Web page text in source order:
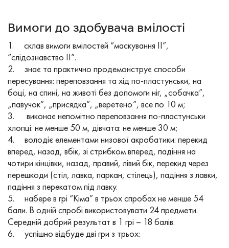
Вимоги до здобувача вмілості
1. склав вимоги вмілостей “маскування ІІ”,
“слідознавство ІІ”.
2. знає та практично продемонструє способи
пересування: переповзання та хід по-пластунськи, на
боці, на спині, на животі без допомоги ніг, „собачка”,
„павучок”, „присядка”, „веретено”, все по 10 м;
3. виконає непомітно переповзання по-пластунськи
хлопці: не менше 50 м, дівчата: не менше 30 м;
4. володіє елементами низової акробатики: перекид
вперед, назад, вбік, зі стрибком вперед, падіння на
чотири кінцівки, назад, правий, лівий бік, перекид через
перешкоди (стіл, лавка, паркан, стілець), падіння з лавки,
падіння з перекатом під лавку.
5. набере в грі “Кіма” в трьох спробах не менше 54
бали. В одній спробі використовувати 24 предмети.
Середній добрий результат в 1 грі – 18 балів.
6. успішно відбуде дві гри з трьох: